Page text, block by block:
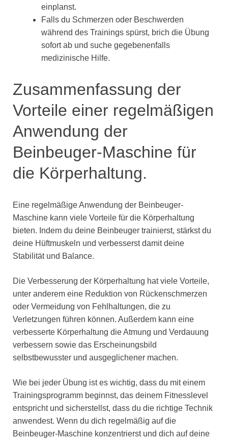
einplanst.
Falls du Schmerzen oder Beschwerden
während des Trainings spürst, brich die Übung
sofort ab und suche gegebenenfalls
medizinische Hilfe.
Zusammenfassung der
Vorteile einer regelmäßigen
Anwendung der
Beinbeuger-Maschine für
die Körperhaltung.
Eine regelmäßige Anwendung der Beinbeuger-
Maschine kann viele Vorteile für die Körperhaltung
bieten. Indem du deine Beinbeuger trainierst, stärkst du
deine Hüftmuskeln und verbesserst damit deine
Stabilität und Balance.
Die Verbesserung der Körperhaltung hat viele Vorteile,
unter anderem eine Reduktion von Rückenschmerzen
oder Vermeidung von Fehlhaltungen, die zu
Verletzungen führen können. Außerdem kann eine
verbesserte Körperhaltung die Atmung und Verdauung
verbessern sowie das Erscheinungsbild
selbstbewusster und ausgeglichener machen.
Wie bei jeder Übung ist es wichtig, dass du mit einem
Trainingsprogramm beginnst, das deinem Fitnesslevel
entspricht und sicherstellst, dass du die richtige Technik
anwendest. Wenn du dich regelmäßig auf die
Beinbeuger-Maschine konzentrierst und dich auf deine